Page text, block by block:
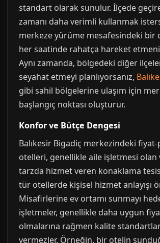
standart olarak sunulur. İlçede
zamanı daha verimli kullanmak
merkeze yürüme mesafesindeki bir
her saatinde rahatça hareket
Aynı zamanda, bölgedeki diğer
seyahat etmeyi planlıyorsanız,
gibi sahil bölgelerine ulaşım için
başlangıç noktası oluşturur.
Konfor ve Bütçe Dengesi
Balıkesir Bigadiç merkezindeki
otelleri, genellikle aile işletmesi olan
tarzda hizmet veren konaklama
tür otellerde kişisel hizmet anlayışı
Misafirlerine ev ortamı sunmayı
işletmeler, genellikle daha uygun
olmalarına rağmen kalite
vermezler. Örneğin, bir otelin